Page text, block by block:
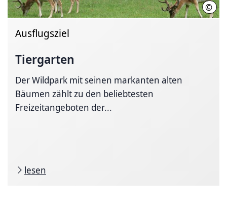
©
Ausflugsziel
Tiergarten
Der Wildpark mit seinen markanten alten
Bäumen zählt zu den beliebtesten
Freizeitangeboten der...
lesen